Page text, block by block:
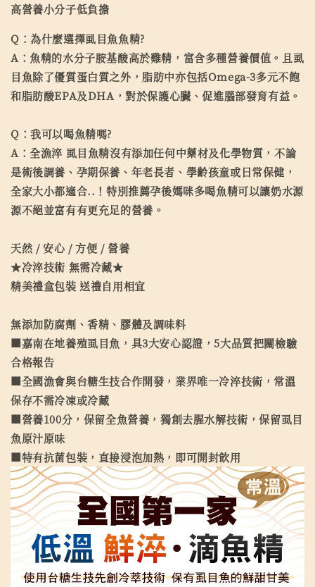
高營養小分子低負擔
Q：為什麼選擇虱目魚魚精?
A：魚精的水分子胺基酸高於雞精，富含多種營養價值。且虱
目魚除了優質蛋白質之外，脂肪中亦包括Omega-3多元不飽
和脂肪酸EPA及DHA，對於保護心臟、促進腦部發育有益。
Q：我可以喝魚精嗎?
A：全漁淬 虱目魚精沒有添加任何中藥材及化學物質，不論
是術後調養、孕期保養、年老長者、學齡孩童或日常保健，
全家大小都適合..！特別推薦孕後媽咪多喝魚精可以讓奶水源
源不絕並富有有更充足的營養。
天然 / 安心 / 方便 / 營養
★冷淬技術 無需冷藏★
精美禮盒包裝 送禮自用相宜
無添加防腐劑、香精、膠體及調味料
■嘉南在地養殖虱目魚，具3大安心認證，5大品質把關檢驗
合格報告
■全國漁會與台糖生技合作開發，業界唯一冷淬技術，常溫
保存不需冷凍或冷藏
■營養100分，保留全魚營養，獨創去腥水解技術，保留虱目
魚原汁原味
■特有抗菌包裝，直接浸泡加熱，即可開封飲用